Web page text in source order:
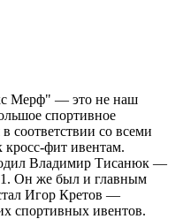
Мерф" — это не наш
спортивное
соответствии со всеми
фит ивентам.
Владимир Тисанюк —
Он же был и главным
Игор Кретов —
спортивных ивентов.